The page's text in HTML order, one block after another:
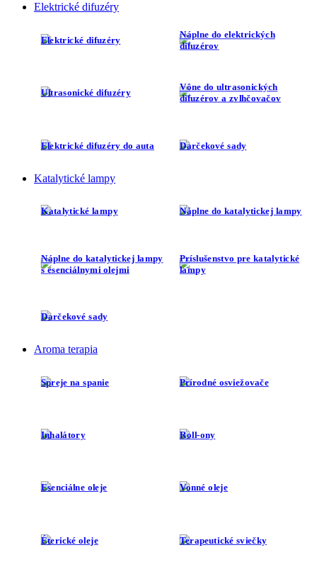
Elektrické difuzéry
Elektrické difuzéry
Náplne do elektrických
difuzérov
Ultrasonické difuzéry
Vône do ultrasonických
difuzérov a zvlhčovačov
Elektrické difuzéry do auta Darčekové sady
Katalytické lampy
Katalytické lampy Náplne do katalytickej lampy
Náplne do katalytickej lampy
s esenciálnymi olejmi
Príslušenstvo pre katalytické
lampy
Darčekové sady
Aroma terapia
Spreje na spanie Prírodné osviežovače
Inhalátory Roll-ony
Esenciálne oleje Vonné oleje
Éterické oleje Terapeutické sviečky